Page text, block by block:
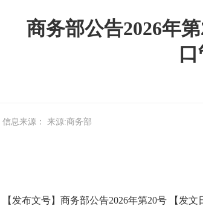
商务部公告2026年
信息来源： 来源:商务部
【发布文号】商务部公告2026年第20号 【发文